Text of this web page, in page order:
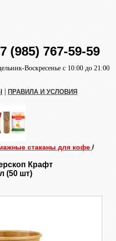
(985) 767-59-59
Воскресенье с 10:00 до 21:00
| ПРАВИЛА И УСЛОВИЯ
стаканы для кофе /
Крафт
(50 шт)